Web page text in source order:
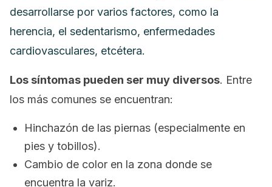
desarrollarse por varios factores, como la
herencia, el sedentarismo, enfermedades
cardiovasculares, etcétera.
Los síntomas pueden ser muy diversos. Entre
los más comunes se encuentran:
Hinchazón de las piernas (especialmente en
pies y tobillos).
Cambio de color en la zona donde se
encuentra la variz.